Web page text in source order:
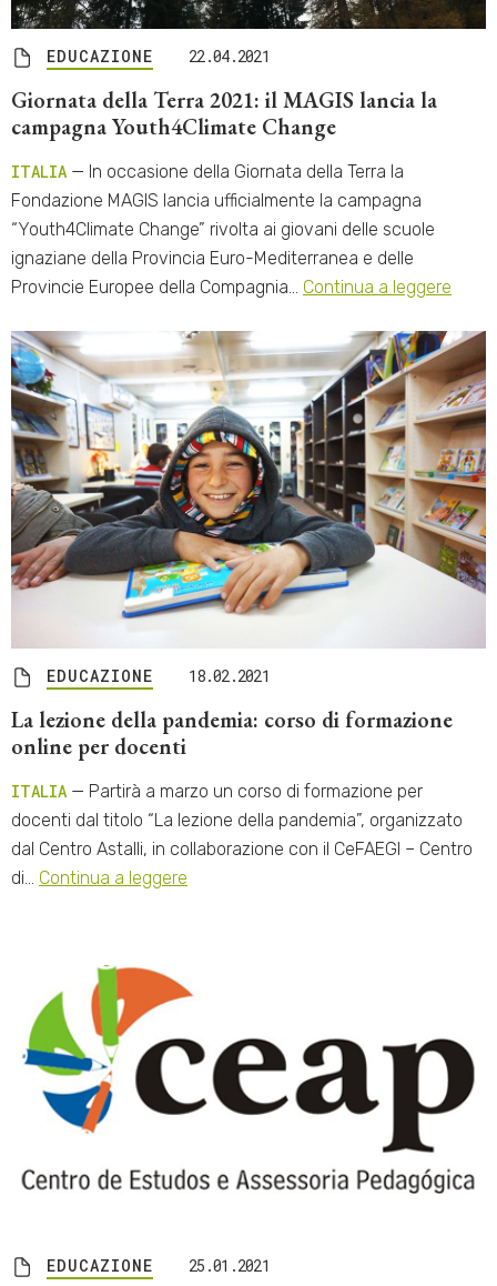
EDUCAZIONE 22.04.2021
Giornata della Terra 2021: il MAGIS lancia la
campagna Youth4Climate Change
ITALIA — In occasione della Giornata della Terra la
Fondazione MAGIS lancia ufficialmente la campagna
“Youth4Climate Change” rivolta ai giovani delle scuole
ignaziane della Provincia Euro-Mediterranea e delle
Provincie Europee della Compagnia… Continua a leggere
EDUCAZIONE 18.02.2021
La lezione della pandemia: corso di formazione
online per docenti
ITALIA — Partirà a marzo un corso di formazione per
docenti dal titolo “La lezione della pandemia”, organizzato
dal Centro Astalli, in collaborazione con il CeFAEGI – Centro
di… Continua a leggere
EDUCAZIONE 25.01.2021